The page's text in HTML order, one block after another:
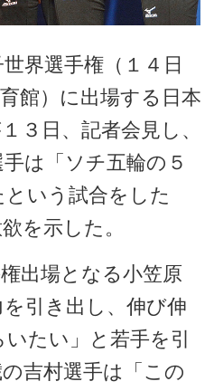
界選手権（１４日
館）に出場する日本
３日、記者会見し、
は「ソチ五輪の５
いう試合をした
を示した。
出場となる小笠原
引き出し、伸び伸
たい」と若手を引
吉村選手は「この